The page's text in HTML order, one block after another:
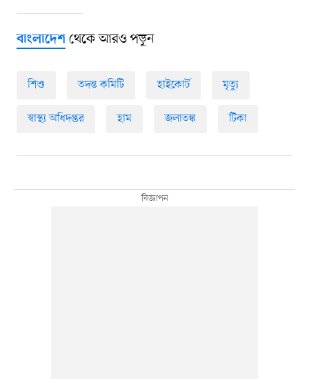
বাংলাদেশথেকে আরও পড়ুন
শিশু তদন্ত কমিটি হাইকোর্ট মৃত্যু
স্বাস্থ্য অধিদপ্তর হাম জলাতঙ্ক টিকা